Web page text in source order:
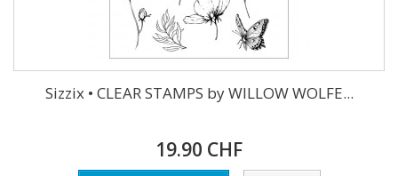
Sizzix • CLEAR STAMPS by WILLOW WOLFE...
19.90 CHF